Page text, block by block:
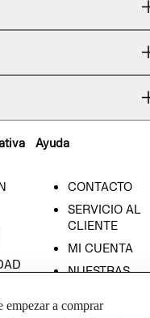
Ayuda
CONTACTO
SERVICIO AL
CLIENTE
MI CUENTA
NUESTRAS
TÉRMINOS Y
empezar a comprar